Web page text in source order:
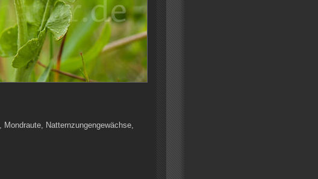
Natternzungengewächse,